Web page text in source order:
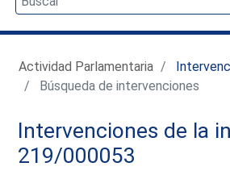
Actividad Parlamentaria
Búsqueda de intervenciones
Intervenciones de la
219/000053